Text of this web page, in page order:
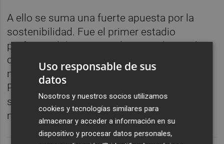
A ello se suma una fuerte apuesta por la
sostenibilidad. Fue el primer estadio
profesional de Norteamérica en obtener la
certificación LEED Platino y el primero del
mundo en alcanzar la certificación TRUE
Platino por gestión de residuos, ponderando
su eficiencia energética y gestión
medioambiental.
Uso responsable de sus
datos
Nosotros y nuestros socios utilizamos
cookies y tecnologías similares para
almacenar y acceder a información en su
dispositivo y procesar datos personales,